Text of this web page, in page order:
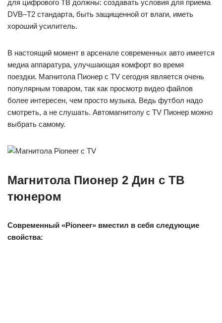
для цифрового ТВ должны: создавать условия для приема
DVB–Т2 стандарта, быть защищенной от влаги, иметь
хороший усилитель.
В настоящий момент в арсенале современных авто имеется
медиа аппаратура, улучшающая комфорт во время
поездки. Магнитола Пионер с ТV сегодня является очень
популярным товаром, так как просмотр видео файлов
более интересен, чем просто музыка. Ведь футбол надо
смотреть, а не слушать. Автомагнитолу с TV Пионер можно
выбрать самому.
Магнитола Пионер 2 Дин с ТВ
тюнером
Современный «Pioneer» вместил в себя следующие
свойства: